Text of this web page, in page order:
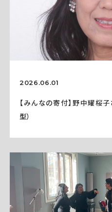
2026.06.01
【みんなの寄付】野中耀桜
型）